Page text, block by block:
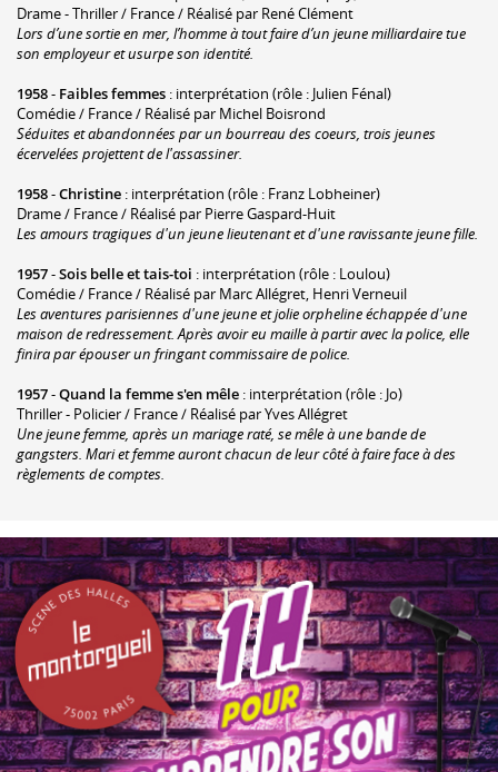
Drame - Thriller / France / Réalisé par René Clément
Lors d’une sortie en mer, l’homme à tout faire d’un jeune milliardaire tue
son employeur et usurpe son identité.
1958- Faibles femmes : interprétation (rôle : Julien Fénal)
Comédie / France / Réalisé par Michel Boisrond
Séduites et abandonnées par un bourreau des coeurs, trois jeunes
écervelées projettent de l'assassiner.
1958-Christine : interprétation (rôle : Franz Lobheiner)
Drame / France / Réalisé par Pierre Gaspard-Huit
Les amours tragiques d'un jeune lieutenant et d'une ravissante jeune fille.
1957-Sois belle et tais-toi : interprétation (rôle : Loulou)
Comédie / France / Réalisé par Marc Allégret, Henri Verneuil
Les aventures parisiennes d'une jeune et jolie orpheline échappée d'une
maison de redressement. Après avoir eu maille à partir avec la police, elle
finira par épouser un fringant commissaire de police.
1957-Quand la femme s'en mêle : interprétation (rôle : Jo)
Thriller - Policier / France / Réalisé par Yves Allégret
Une jeune femme, après un mariage raté, se mêle à une bande de
gangsters. Mari et femme auront chacun de leur côté à faire face à des
règlements de comptes.